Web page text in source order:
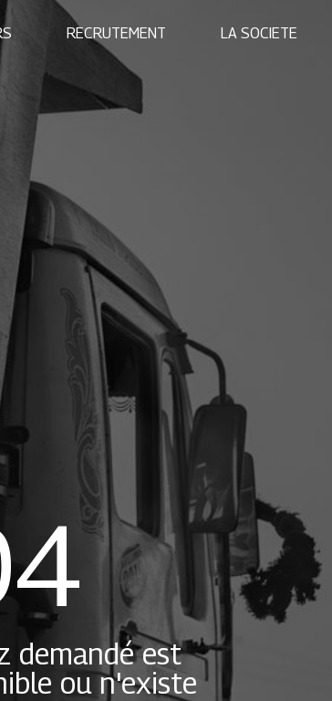
RECRUTEMENT LA SOCIETE
demandé est
ou n'existe